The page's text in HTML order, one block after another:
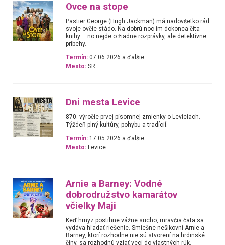
Ovce na stope
Pastier George (Hugh Jackman) má nadovšetko rád
svoje ovčie stádo. Na dobrú noc im dokonca číta
knihy – no nejde o žiadne rozprávky, ale detektívne
príbehy.
Termín: 07.06.2026 a ďalšie
Mesto: SR
Dni mesta Levice
870. výročie prvej písomnej zmienky o Leviciach.
Týždeň plný kultúry, pohybu a tradícií.
Termín: 17.05.2026 a ďalšie
Mesto: Levice
Arnie a Barney: Vodné
dobrodružstvo kamarátov
včielky Maji
Keď hmyz postihne vážne sucho, mravčia čata sa
vydáva hľadať riešenie. Smiešne nešikovní Arnie a
Barney, ktorí rozhodne nie sú stvorení na hrdinské
činy, sa rozhodnú vziať veci do vlastných rúk.